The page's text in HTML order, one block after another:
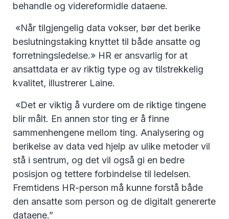
behandle og videreformidle dataene.
«Når tilgjengelig data vokser, bør det berike
beslutningstaking knyttet til både ansatte og
forretningsledelse.» HR er ansvarlig for at
ansattdata er av riktig type og av tilstrekkelig
kvalitet, illustrerer Laine.
«Det er viktig å vurdere om de riktige tingene
blir målt. En annen stor ting er å finne
sammenhengene mellom ting. Analysering og
berikelse av data ved hjelp av ulike metoder vil
stå i sentrum, og det vil også gi en bedre
posisjon og tettere forbindelse til ledelsen.
Fremtidens HR-person må kunne forstå både
den ansatte som person og de digitalt genererte
dataene.”